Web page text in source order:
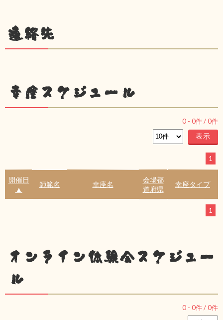
連絡先
幸座スケジュール
0 - 0件 /0件
1
開催日
▲
師範名 幸座名
会場都
道府県
幸座タイプ
1
オンライン体験会スケジュー
ル
0 - 0件 /0件